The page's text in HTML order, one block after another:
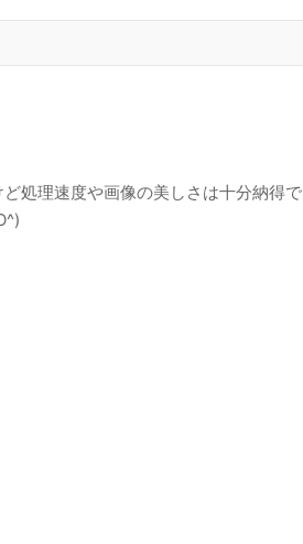
処理速度や画像の美しさは十分納得で